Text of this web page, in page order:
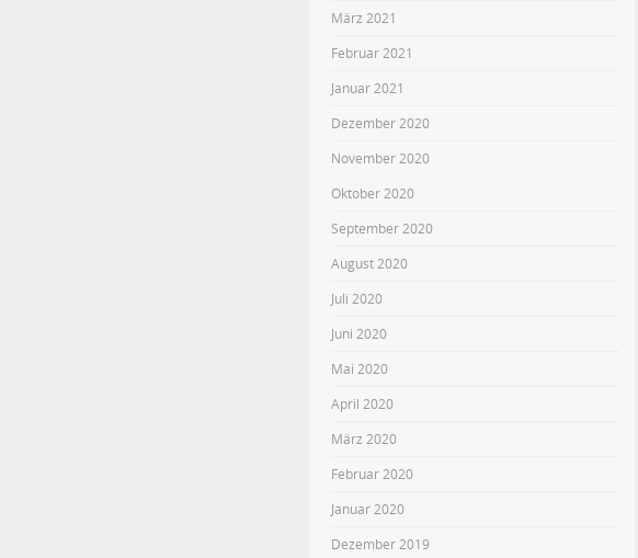
März 2021
Februar 2021
Januar 2021
Dezember 2020
November 2020
Oktober 2020
September 2020
August 2020
Juli 2020
Juni 2020
Mai 2020
April 2020
März 2020
Februar 2020
Januar 2020
Dezember 2019